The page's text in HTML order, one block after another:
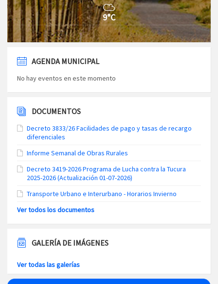
9°C
AGENDA MUNICIPAL
No hay eventos en este momento
DOCUMENTOS
Decreto 3833/26 Facilidades de pago y tasas de recargo
diferenciales
Informe Semanal de Obras Rurales
Decreto 3419-2026 Programa de Lucha contra la Tucura
2025-2026 (Actualización 01-07-2026)
Transporte Urbano e Interurbano - Horarios Invierno
Ver todos los documentos
GALERÍA DE IMÁGENES
Ver todas las galerías